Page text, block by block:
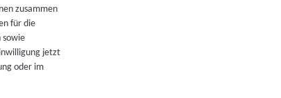
zusammen
für die
sowie
jetzt
oder im